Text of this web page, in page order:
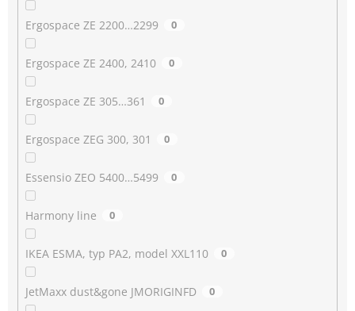
Ergospace ZE 2200…2299 0
Ergospace ZE 2400, 2410 0
Ergospace ZE 305…361 0
Ergospace ZEG 300, 301 0
Essensio ZEO 5400…5499 0
Harmony line 0
IKEA ESMA, typ PA2, model XXL110 0
JetMaxx dust&gone JMORIGINFD 0